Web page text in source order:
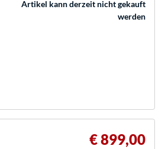
Artikel kann derzeit nicht gekauft
werden
€ 899,00